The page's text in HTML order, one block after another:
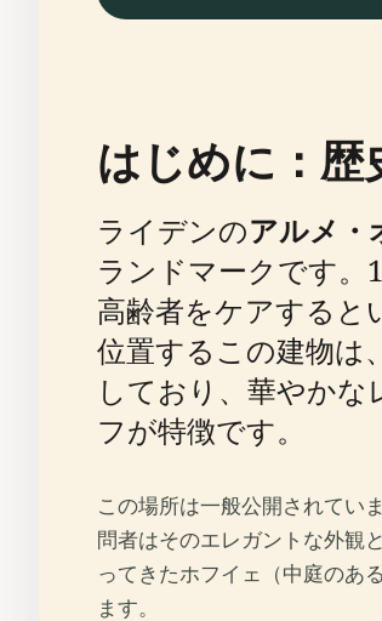
はじめに：歴
ライデンのアルメ・
ランドマークです。
高齢者をケアすると
位置するこの建物は
しており、華やか
フが特徴です。
この場所は一般公開されてい
問者はそのエレガントな外観
ってきたホフイェ（中庭のあ
ます。